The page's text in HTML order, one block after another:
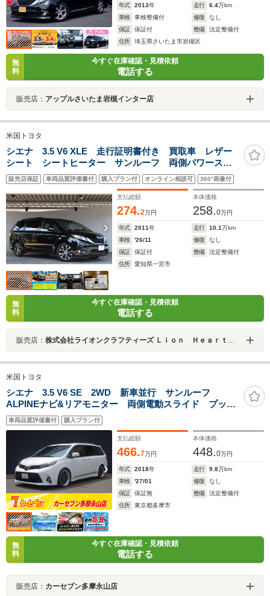
年式 2013年 走行 6.4万km
車検
車検整備付 修復
なし
保証
保証付 整備
法定整備付
住所
埼玉県さいたま市岩槻区
無
料
今すぐ在庫確認・見積依頼
電話する
販売店： アップルさいたま岩槻インター店
米国トヨタ
シエナ 3.5 V6 XLE 走行証明書付き 買取車 レザー
シート シートヒーター サンルーフ 両側パワースラ
イドドア パワーリアゲート フローティングナビ リ
アモニター 18インチAW
販売店保証 車両品質評価書付 購入プラン付 オンライン相談可 360°画像付
支払総額
274.2万円
本体価格
258.0万円
年式 2011年 走行 10.1万km
車検
'26/11 修復
なし
保証
保証付 整備
法定整備付
住所
愛知県一宮市
無
料
今すぐ在庫確認・見積依頼
電話する
販売店： 株式会社ライオンクラフティーズ Ｌｉｏｎ Ｈｅａｒｔ ライオンハート
米国トヨタ
シエナ 3.5 V6 SE 2WD 新車並行 サンルーフ
ALPINEナビ&リアモニター 両側電動スライド プッシ
ュスタートスイッチ&スマートキー ブラインドスポット
モニター
車両品質評価書付 購入プラン付
支払総額
466.7万円
本体価格
448.0万円
年式 2018年 走行 9.8万km
車検
'27/01 修復
なし
保証
保証無 整備
法定整備付
住所
東京都多摩市
無
料
今すぐ在庫確認・見積依頼
電話する
販売店： カーセブン多摩永山店